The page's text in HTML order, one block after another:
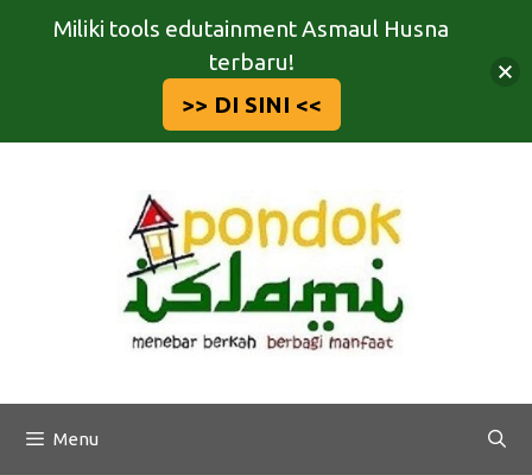
Menu
Miliki tools edutainment Asmaul Husna
terbaru!
>> DI SINI <<